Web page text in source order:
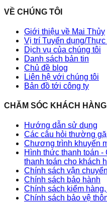
VỀ CHÚNG TÔI
Giới thiệu về Mai Thủy
Vị trí Tuyển dụng/
Dịch vụ của chúng tôi
Danh sách bản tin
Chủ đề blog
Liên hệ với chúng tôi
Bản đồ tới công ty
CHĂM SÓC KHÁCH HÀNG
Hướng dẫn sử dụng
Các câu hỏi thường
Chương trình khuyến
Hình thức thanh toán -
thanh toán cho khách
Chính sách vận
Chính sách bảo hành
Chính sách kiểm
Chính sách bảo vệ